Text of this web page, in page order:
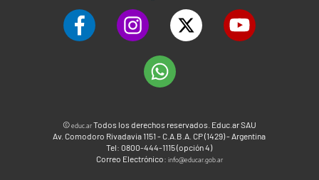
©educ.arTodos los derechos reservados. Educ.ar SAU
Av. Comodoro Rivadavia 1151 - C.A.B.A. CP (1429) - Argentina
Tel: 0800-444-1115 (opción 4)
Correo Electrónico: info@educar.gob.ar